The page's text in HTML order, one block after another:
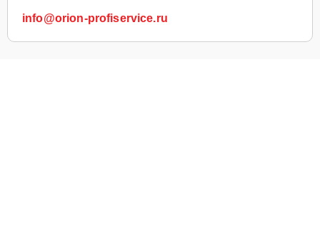
info@orion-profiservice.ru